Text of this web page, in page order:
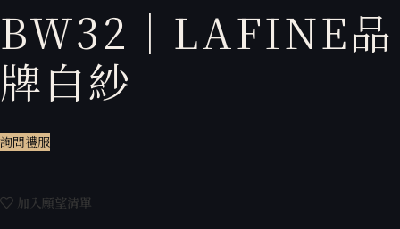
BW32｜LAFINE品
牌白紗
詢問禮服
加入願望清單